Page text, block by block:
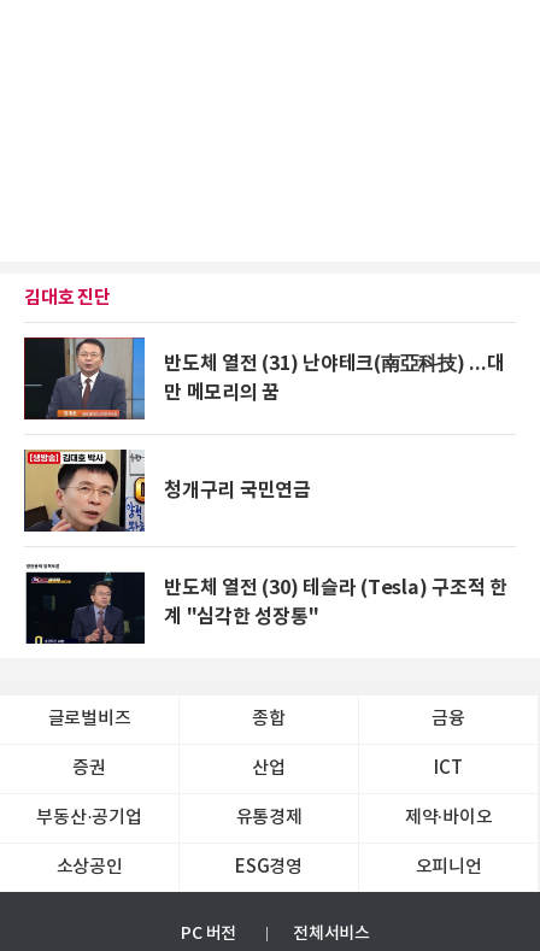
김대호 진단
반도체 열전 (31) 난야테크(南亞科技) ...대
만 메모리의 꿈
청개구리 국민연금
반도체 열전 (30) 테슬라 (Tesla) 구조적 한
계 "심각한 성장통"
글로벌비즈 종합 금융
증권 산업 ICT
부동산·공기업 유통경제 제약∙바이오
소상공인 ESG경영 오피니언
PC 버전 전체서비스